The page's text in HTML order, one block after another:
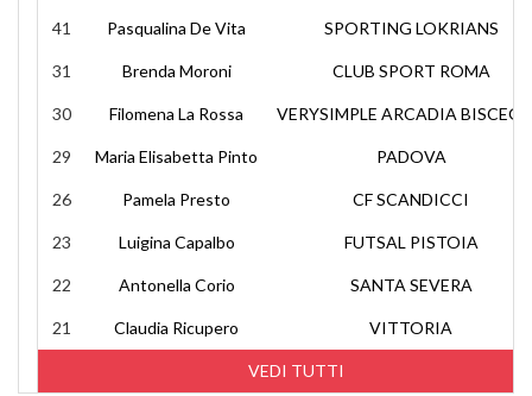
VEDI TUTTI
41 Pasqualina De Vita SPORTING LOKRIANS
31 Brenda Moroni CLUB SPORT ROMA
30 Filomena La Rossa VERYSIMPLE ARCADIA
29 Maria Elisabetta Pinto PADOVA
26 Pamela Presto CF SCANDICCI
23 Luigina Capalbo FUTSAL PISTOIA
22 Antonella Corio SANTA SEVERA
21 Claudia Ricupero VITTORIA